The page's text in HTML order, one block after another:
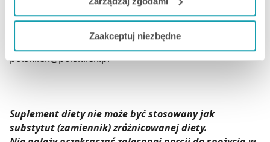
Jeżeli chcesz dostosować swoją zgodę i wybrać tylko
niektóre dodatkowe funkcje, z którymi wiąże się
zbieranie danych o Twojej aktywności dokonaj
Możesz również kliknąć „Zaakceptuj niezbędne
będzie oznaczało, że nie wyrażasz zgody na
Zaakceptuj niezbędne
Polski Lek Sp. z o.o.
Fryderyka Chopina 10,
polskilek@polskilek.pl
Suplement diety nie może być stosowany jak
substytut (zamiennik) zróżnicowanej diety.